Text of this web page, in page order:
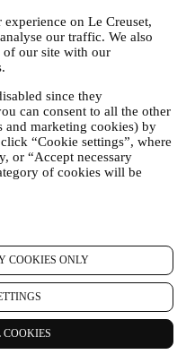
on Le Creuset,
our traffic. We also
of our site with our
since they
can consent to all the other
and marketing cookies) by
“Cookie settings”, where
or “Accept necessary
of cookies will be
COOKIES ONLY
COOKIES
de cliente personalizada
sus hábitos o intereses,
productos más vistos, su
redes sociales, qué páginas de
a través de cookies y
los píxeles de seguimiento en
en combinación con sus
una vez que se suscribe a
personalizadas.
gestionar nuestra
o las ofertas que ve en el
para enviarle
que creemos que le
para otros efectos. El uso de
Si no desea que esta
anuncios, contenidos o
puede limitar el uso de
en línea mediante la gestión